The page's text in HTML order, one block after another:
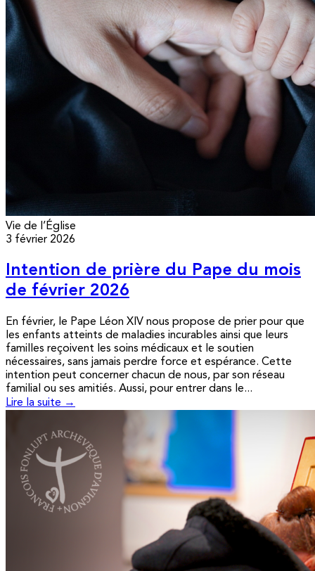
Vie de l’Église
3 février 2026
Intention de prière du Pape du mois
de février 2026
En février, le Pape Léon XIV nous propose de prier pour que
les enfants atteints de maladies incurables ainsi que leurs
familles reçoivent les soins médicaux et le soutien
nécessaires, sans jamais perdre force et espérance. Cette
intention peut concerner chacun de nous, par son réseau
familial ou ses amitiés. Aussi, pour entrer dans le...
Lire la suite →